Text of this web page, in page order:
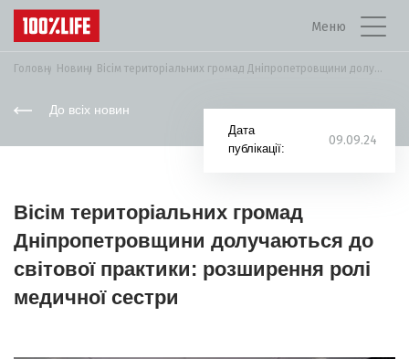
Меню
Головна Новини Вісім територіальних громад Дніпропетровщини долучаються до світової...
До всіх новин
Дата
публікації:
09.09.24
Вісім територіальних громад
Дніпропетровщини долучаються до
світової практики: розширення ролі
медичної сестри